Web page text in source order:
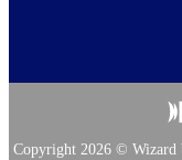
Copyright 2026 © Wizard